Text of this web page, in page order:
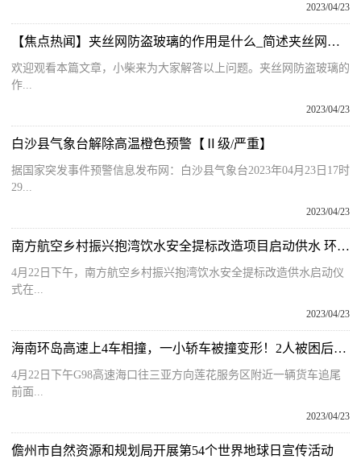
2023/04/23
【焦点热闻】夹丝网防盗玻璃的作用是什么_简述夹丝网防盗玻璃的作用是什么
欢迎观看本篇文章，小柴来为大家解答以上问题。夹丝网防盗玻璃的
作...
2023/04/23
白沙县气象台解除高温橙色预警【Ⅱ级/严重】
据国家突发事件预警信息发布网：白沙县气象台2023年04月23日17时
29...
2023/04/23
南方航空乡村振兴抱湾饮水安全提标改造项目启动供水 环球观速讯
4月22日下午，南方航空乡村振兴抱湾饮水安全提标改造供水启动仪
式在...
2023/04/23
海南环岛高速上4车相撞，一小轿车被撞变形！2人被困后座……
4月22日下午G98高速海口往三亚方向莲花服务区附近一辆货车追尾
前面...
2023/04/23
儋州市自然资源和规划局开展第54个世界地球日宣传活动